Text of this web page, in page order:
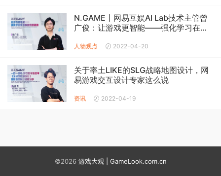
N.GAME丨网易互娱AI Lab技术主管曾
广俊：让游戏更智能——强化学习在互
人物观点 2022-04-20
关于率土LIKE的SLG战略地图设计，网
易游戏交互设计专家这么说
资讯 2022-04-19
©2026 游戏大观 | GameLook.com.cn